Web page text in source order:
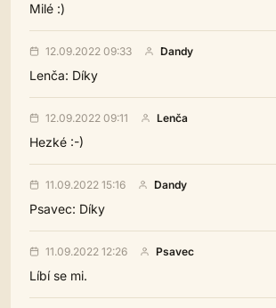
Milé :)
12.09.2022 09:33 Dandy
Lenča: Díky
12.09.2022 09:11 Lenča
Hezké :-)
11.09.2022 15:16 Dandy
Psavec: Díky
11.09.2022 12:26 Psavec
Líbí se mi.